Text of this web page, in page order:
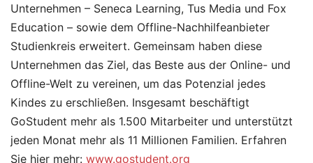
Unternehmen – Seneca Learning, Tus Media und Fox
Education – sowie dem Offline-Nachhilfeanbieter
Studienkreis erweitert. Gemeinsam haben diese
Unternehmen das Ziel, das Beste aus der Online- und
Offline-Welt zu vereinen, um das Potenzial jedes
Kindes zu erschließen. Insgesamt beschäftigt
GoStudent mehr als 1.500 Mitarbeiter und unterstützt
jeden Monat mehr als 11 Millionen Familien. Erfahren
Sie hier mehr: www.gostudent.org